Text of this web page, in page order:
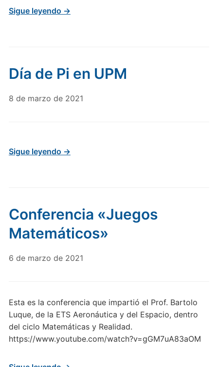
Sigue leyendo →
Día de Pi en UPM
8 de marzo de 2021
Sigue leyendo →
Conferencia «Juegos
Matemáticos»
6 de marzo de 2021
Esta es la conferencia que impartió el Prof. Bartolo
Luque, de la ETS Aeronáutica y del Espacio, dentro
del ciclo Matemáticas y Realidad.
https://www.youtube.com/watch?v=gGM7uA83aOM